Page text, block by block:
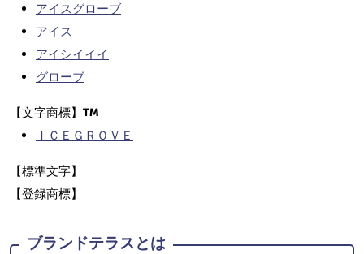
アイスグローブ
アイス
アイシイイイ
グローブ
【文字商標】
ＩＣＥＧＲＯＶＥ
【標準文字】
【登録商標】
ブランドテラスとは